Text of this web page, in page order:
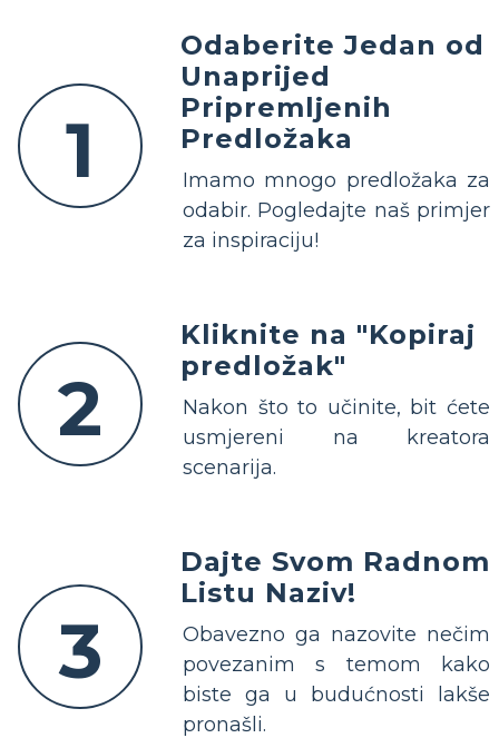
1
Odaberite Jedan od
Unaprijed
Pripremljenih
Predložaka
Imamo mnogo predložaka za
odabir. Pogledajte naš primjer
za inspiraciju!
2
Kliknite na "Kopiraj
predložak"
Nakon što to učinite, bit ćete
usmjereni na kreatora
scenarija.
3
Dajte Svom Radnom
Listu Naziv!
Obavezno ga nazovite nečim
povezanim s temom kako
biste ga u budućnosti lakše
pronašli.